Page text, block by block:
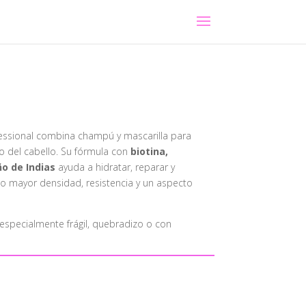
combina champú y mascarilla para
del cabello. Su fórmula con biotina,
de Indias ayuda a hidratar, reparar y
mayor densidad, resistencia y un aspecto
frágil, quebradizo o con